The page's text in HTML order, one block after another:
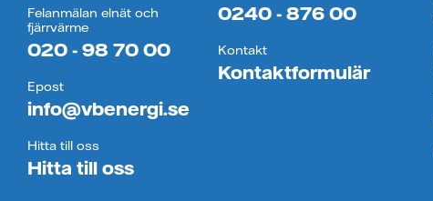
Felanmälan elnät och
fjärrvärme
020 - 98 70 00
Epost
info@vbenergi.se
Hitta till oss
Hitta till oss
0240 - 876 00
Kontakt
Kontaktformulär